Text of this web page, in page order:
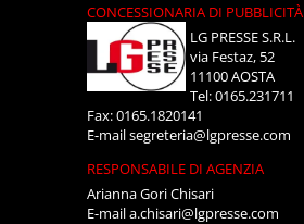
CONCESSIONARIA DI PUBBLICITÀ
LG PRESSE S.R.L.
via Festaz, 52
11100 AOSTA
Tel: 0165.231711
Fax: 0165.1820141
E-mailsegreteria@lgpresse.com
RESPONSABILE DI AGENZIA
Arianna Gori Chisari
E-maila.chisari@lgpresse.com